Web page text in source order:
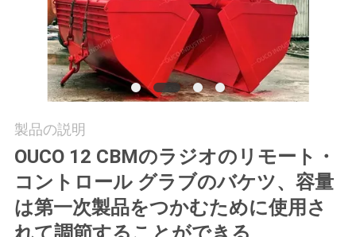
ア
ー
品
製品の説明
OUCO 12 CBMのラジオのリモート・
コントロール グラブのバケツ、容量
は第一次製品をつかむために使用さ